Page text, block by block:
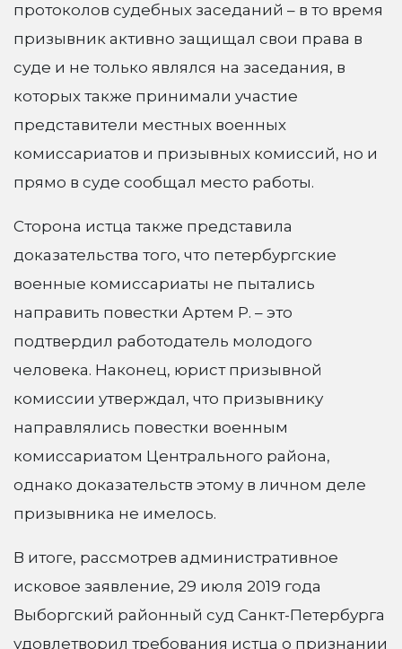
протоколов судебных заседаний – в то время
призывник активно защищал свои права в
суде и не только являлся на заседания, в
которых также принимали участие
представители местных военных
комиссариатов и призывных комиссий, но и
прямо в суде сообщал место работы.
Сторона истца также представила
доказательства того, что петербургские
военные комиссариаты не пытались
направить повестки Артем Р. – это
подтвердил работодатель молодого
человека. Наконец, юрист призывной
комиссии утверждал, что призывнику
направлялись повестки военным
комиссариатом Центрального района,
однако доказательств этому в личном деле
призывника не имелось.
В итоге, рассмотрев административное
исковое заявление, 29 июля 2019 года
Выборгский районный суд Санкт-Петербурга
удовлетворил требования истца о признании